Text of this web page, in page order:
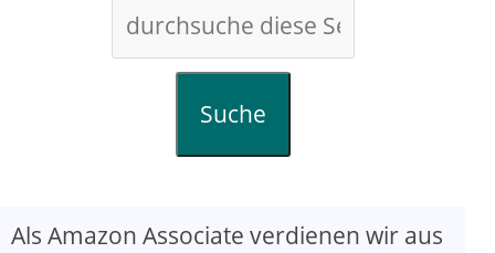
Suche
Als Amazon Associate verdienen wir aus